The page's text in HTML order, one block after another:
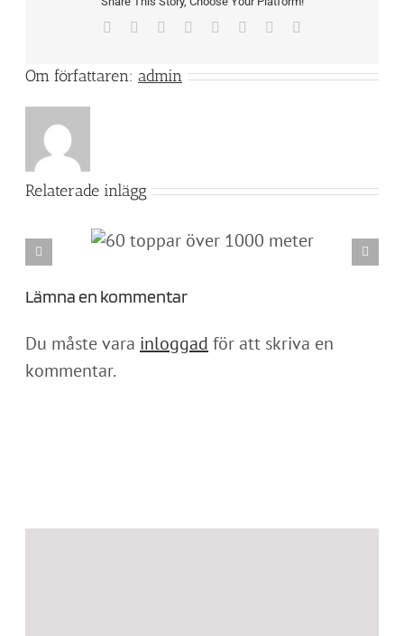
Facebook Reddit LinkedIn
TumblrPinterest
Om författaren: admin
Relaterade inlägg
meter
Lämna en kommentar
Du måste vara inloggad för att skriva en
kommentar.